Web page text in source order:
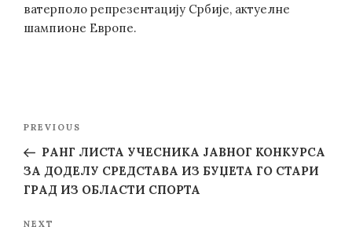
ватерполо репрезентацију Србије, актуелне
шампионе Европе.
Previous
Post
PREVIOUS
РАНГ ЛИСТА УЧЕСНИКА ЈАВНОГ КОНКУРСА
ЗА ДОДЕЛУ СРЕДСТАВА ИЗ БУЏЕТА ГО СТАРИ
ГРАД ИЗ ОБЛАСТИ СПОРТА
NEXT